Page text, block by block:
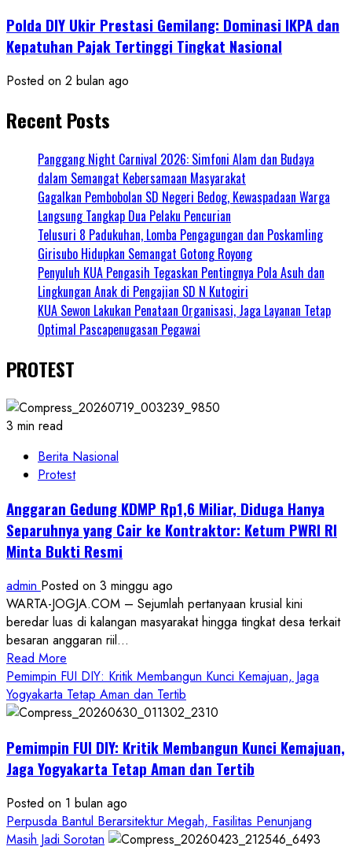
Polda DIY Ukir Prestasi Gemilang: Dominasi IKPA dan
Kepatuhan Pajak Tertinggi Tingkat Nasional
Posted on 2 bulan ago
Recent Posts
Panggang Night Carnival 2026: Simfoni Alam dan Budaya
dalam Semangat Kebersamaan Masyarakat
Gagalkan Pembobolan SD Negeri Bedog, Kewaspadaan Warga
Langsung Tangkap Dua Pelaku Pencurian
Telusuri 8 Padukuhan, Lomba Pengagungan dan Poskamling
Girisubo Hidupkan Semangat Gotong Royong
Penyuluh KUA Pengasih Tegaskan Pentingnya Pola Asuh dan
Lingkungan Anak di Pengajian SD N Kutogiri
KUA Sewon Lakukan Penataan Organisasi, Jaga Layanan Tetap
Optimal Pascapenugasan Pegawai
PROTEST
3 min read
Berita Nasional
Protest
Anggaran Gedung KDMP Rp1,6 Miliar, Diduga Hanya
Separuhnya yang Cair ke Kontraktor: Ketum PWRI RI
Minta Bukti Resmi
admin Posted on 3 minggu ago
WARTA-JOGJA.COM – Sejumlah pertanyaan krusial kini
beredar luas di kalangan masyarakat hingga tingkat desa terkait
besaran anggaran riil...
Read More
more
about
Anggaran
KDMP
Rp1,6
Diduga
Hanya
Separuhnya
Pemimpin FUI DIY: Kritik Membangun Kunci Kemajuan, Jaga
Yogyakarta Tetap Aman dan Tertib
Pemimpin FUI DIY: Kritik Membangun Kunci Kemajuan,
Jaga Yogyakarta Tetap Aman dan Tertib
Posted on 1 bulan ago
Perpusda Bantul Berarsitektur Megah, Fasilitas Penunjang
Masih Jadi Sorotan